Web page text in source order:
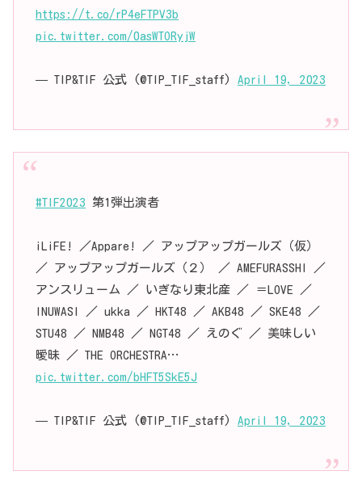
https://t.co/rP4eFTPV3b
pic.twitter.com/0asWTORyjW
— TIP&TIF 公式 (@TIP_TIF_staff) April 19, 2023
#TIF2023 第1弾出演者
iLiFE! ／Appare! ／ アップアップガールズ（仮）
／ アップアップガールズ（２） ／ AMEFURASSHI ／
アンスリューム ／ いぎなり東北産 ／ ＝LOVE ／
INUWASI ／ ukka ／ HKT48 ／ AKB48 ／ SKE48 ／
STU48 ／ NMB48 ／ NGT48 ／ えのぐ ／ 美味しい
曖昧 ／ THE ORCHESTRA…
pic.twitter.com/bHFT5SkE5J
— TIP&TIF 公式 (@TIP_TIF_staff) April 19, 2023